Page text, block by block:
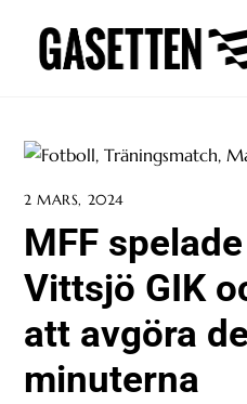
content
2 MARS, 2024
MFF
Vittsjö GIK
att avgöra
minuterna